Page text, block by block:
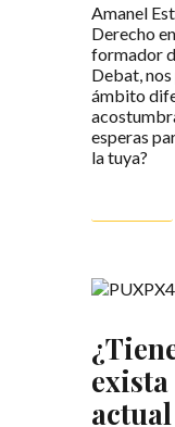
Amanel
Derecho
formador
Debat,
ámbito
esperas
la tuya?
exista